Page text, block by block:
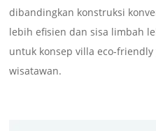
dibandingkan konstruksi
lebih efisien dan sisa limbah
untuk konsep villa eco-
wisatawan.